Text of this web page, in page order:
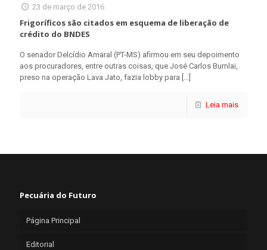
23 de março de 2016
Frigoríficos são citados em esquema de liberação de
crédito do BNDES
O senador Delcídio Amaral (PT-MS) afirmou em seu depoimento
aos procuradores, entre outras coisas, que José Carlos Bumlai,
preso na operação Lava Jato, fazia lobby para […]
Leia mais
Pecuária do Futuro
Página Principal
Editorial